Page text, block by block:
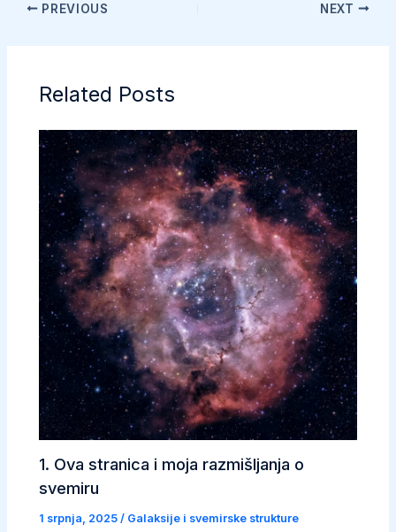
PREVIOUS NEXT
Related Posts
1. Ova stranica i moja razmišljanja o
svemiru
1 srpnja, 2025/ Galaksije i svemirske strukture